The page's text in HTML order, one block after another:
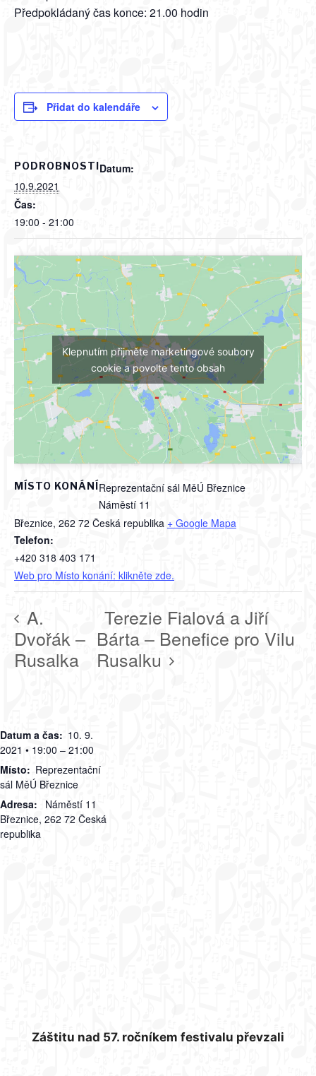
Předpokládaný čas konce: 21.00 hodin
Přidat do kalendáře
PODROBNOSTIDatum:
10.9.2021
Čas:
19:00 - 21:00
MÍSTO KONÁNÍReprezentační sál MěÚ Březnice
Náměstí 11
Březnice, 262 72 Česká republika + Google Mapa
Telefon:
+420 318 403 171
Web pro Místo konání: klikněte zde.
Klepnutím přijměte marketingové soubory
cookie a povolte tento obsah
A.
Dvořák –
Rusalka
Terezie Fialová a Jiří
Bárta – Benefice pro Vilu
Rusalku
Datum a čas: 10. 9.
2021 • 19:00 – 21:00
Místo: Reprezentační
sál MěÚ Březnice
Adresa:
Náměstí 11
Březnice, 262 72 Česká
republika
Záštitu nad 57. ročníkem festivalu převzali